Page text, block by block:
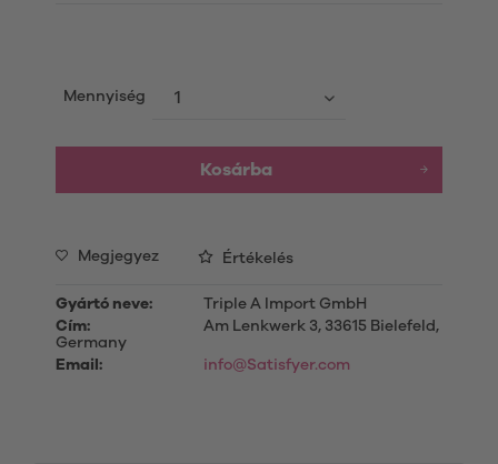
Mennyiség
Kosárba
Megjegyez Értékelés
Gyártó neve:
Triple A Import GmbH
Cím:
Am Lenkwerk 3, 33615 Bielefeld,
Germany
Email:
info@Satisfyer.com